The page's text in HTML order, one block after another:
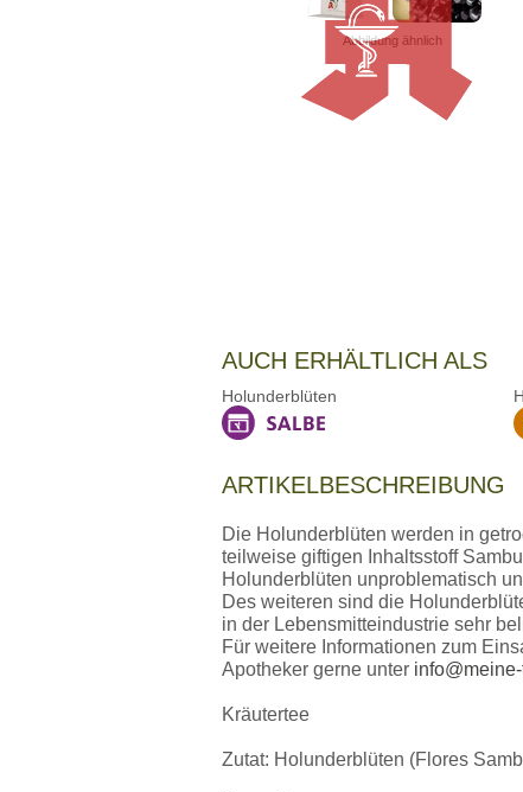
Abbildung ähnlich
AUCH ERHÄLTLICH ALS
Holunderblüten
ARTIKELBESCHREIBUNG
Die Holunderblüten werden in
teilweise giftigen Inhaltsstoff
Holunderblüten unproblematisch
Des weiteren sind die
in der Lebensmitteindustrie sehr
Für weitere Informationen zum
Apotheker gerne unter
Kräutertee
Zutat: Holunderblüten (Flores